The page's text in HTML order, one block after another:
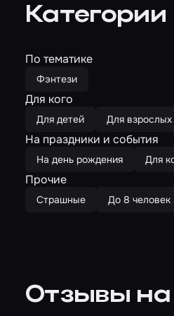
Категории
По тематике
Фэнтези
Для кого
Для детей Для взрослых
На праздники и события
На день рождения Для
Прочие
Страшные До 8 человек
Отзывы на